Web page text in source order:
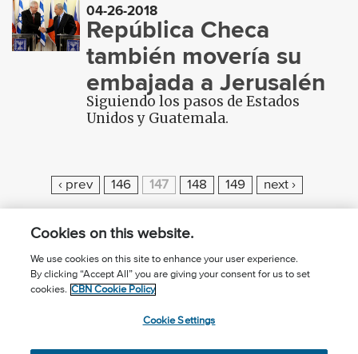
04-26-2018
República Checa
también movería su
embajada a Jerusalén
Siguiendo los pasos de Estados
Unidos y Guatemala.
A
‹ prev 146 147 148 149 next ›
¿Conoces a Jesús?
Suscríbase al boletín
Seguir Mundo Cristiano
Cookies on this website.
We use cookies on this site to enhance your user experience.
By clicking “Accept All” you are giving your consent for us to set
cookies. CBN Cookie Policy
Cookie Settings